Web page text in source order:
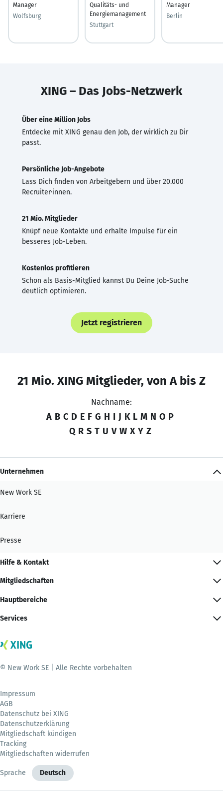
Manager
Wolfsburg
Qualitäts- und
Energiemanagement
Stuttgart
Manager
Berlin
XING – Das Jobs-Netzwerk
Über eine Million Jobs
Entdecke mit XING genau den Job, der wirklich zu Dir
passt.
Persönliche Job-Angebote
Lass Dich finden von Arbeitgebern und über 20.000
Recruiter·innen.
21 Mio. Mitglieder
Knüpf neue Kontakte und erhalte Impulse für ein
besseres Job-Leben.
Kostenlos profitieren
Schon als Basis-Mitglied kannst Du Deine Job-Suche
deutlich optimieren.
Jetzt registrieren
21 Mio. XING Mitglieder, von A bis Z
Nachname:
A B C D E F G H I J K L M N O P
Q R S T U V W X Y Z
Unternehmen
New Work SE
Karriere
Presse
Hilfe & Kontakt
Mitgliedschaften
Hauptbereiche
Services
© New Work SE | Alle Rechte vorbehalten
Impressum
AGB
Datenschutz bei XING
Datenschutzerklärung
Mitgliedschaft kündigen
Tracking
Mitgliedschaften widerrufen
Sprache Deutsch